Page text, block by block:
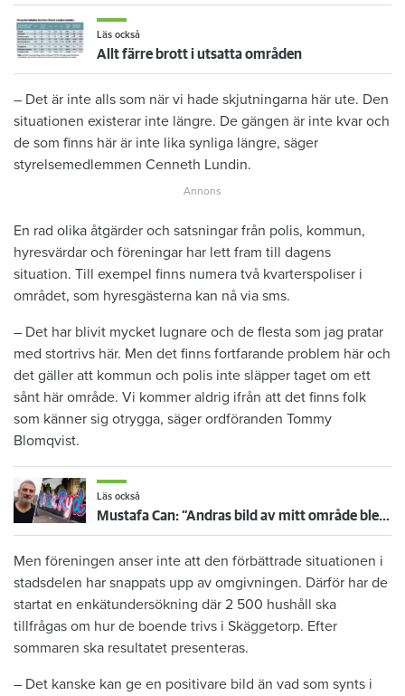
Läs också
Allt färre brott i utsatta områden
– Det är inte alls som när vi hade skjutningarna här ute. Den
situationen existerar inte längre. De gängen är inte kvar och
de som finns här är inte lika synliga längre, säger
styrelsemedlemmen Cenneth Lundin.
En rad olika åtgärder och satsningar från polis, kommun,
hyresvärdar och föreningar har lett fram till dagens
situation. Till exempel finns numera två kvarterspoliser i
området, som hyresgästerna kan nå via sms.
– Det har blivit mycket lugnare och de flesta som jag pratar
med stortrivs här. Men det finns fortfarande problem här och
det gäller att kommun och polis inte släpper taget om ett
sånt här område. Vi kommer aldrig ifrån att det finns folk
som känner sig otrygga, säger ordföranden Tommy
Blomqvist.
Läs också
Mustafa Can: ”Andras bild av mitt område blev till slut också min egen”
Men föreningen anser inte att den förbättrade situationen i
stadsdelen har snappats upp av omgivningen. Därför har de
startat en enkätundersökning där 2 500 hushåll ska
tillfrågas om hur de boende trivs i Skäggetorp. Efter
sommaren ska resultatet presenteras.
– Det kanske kan ge en positivare bild än vad som synts i